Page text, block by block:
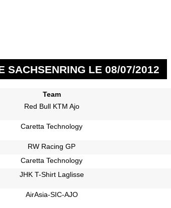
SACHSENRING LE 08/07/2012
Team
Red Bull KTM Ajo
Caretta Technology
RW Racing GP
Caretta Technology
JHK T-Shirt Laglisse
AirAsia-SIC-AJO